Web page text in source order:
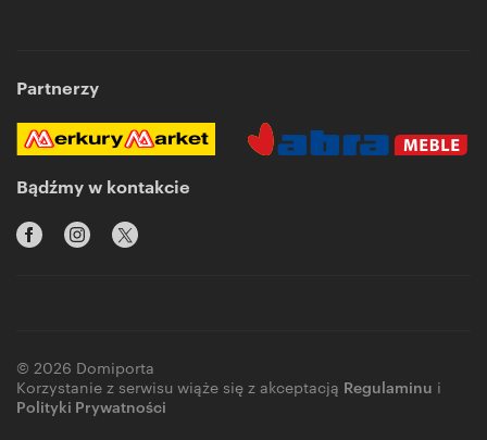
Partnerzy
Bądźmy w kontakcie
© 2026 Domiporta
Korzystanie z serwisu wiąże się z akceptacją Regulaminu i
Polityki Prywatności